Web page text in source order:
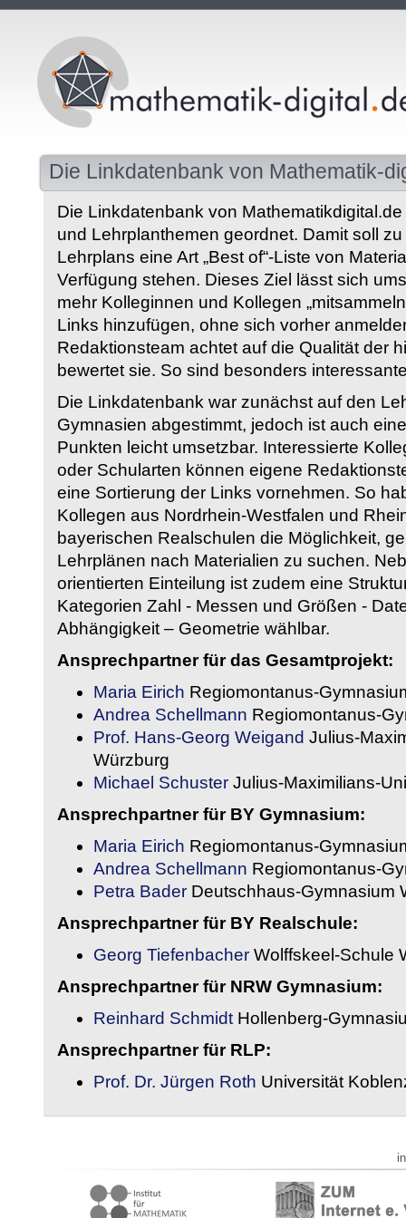
Die Linkdatenbank von Mathematik-
Die Linkdatenbank von
und Lehrplanthemen geordnet. Damit soll
Lehrplans eine Art „Best of“-Liste von
Verfügung stehen. Dieses Ziel lässt sich
mehr Kolleginnen und Kollegen
Links hinzufügen, ohne sich vorher
Redaktionsteam achtet auf die Qualität der
bewertet sie. So sind besonders
Die Linkdatenbank war zunächst auf den
Gymnasien abgestimmt, jedoch ist auch
Punkten leicht umsetzbar. Interessierte
oder Schularten können eigene
eine Sortierung der Links vornehmen. So
Kollegen aus Nordrhein-Westfalen und
bayerischen Realschulen die Möglichkeit,
Lehrplänen nach Materialien zu suchen.
orientierten Einteilung ist zudem eine
Kategorien Zahl - Messen und Größen -
Abhängigkeit – Geometrie wählbar.
Ansprechpartner für das Gesamtprojekt:
Maria Eirich Regiomontanus-
Andrea Schellmann Regiomontanus-
Prof. Hans-Georg Weigand Julius-
Würzburg
Michael Schuster Julius-Maximilians-
Ansprechpartner für BY Gymnasium:
Maria Eirich Regiomontanus-
Andrea Schellmann Regiomontanus-
Petra Bader Deutschhaus-Gymnasium
Ansprechpartner für BY Realschule:
Georg Tiefenbacher Wolffskeel-Schule
Ansprechpartner für NRW Gymnasium:
Reinhard Schmidt Hollenberg-
Ansprechpartner für RLP:
Prof. Dr. Jürgen Roth Universität